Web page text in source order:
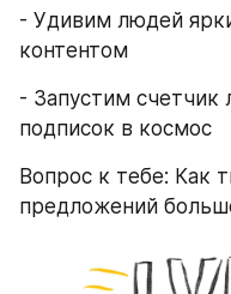
- Удивим людей
контентом
- Запустим счетчик
подписок в космос
Вопрос к тебе: Как
предложений